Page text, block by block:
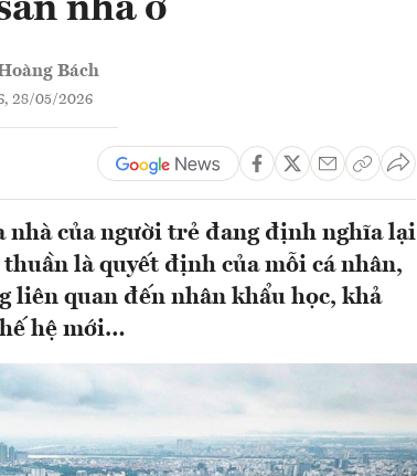
nhà ở
Bách
28/05/2026
của người trẻ đang định nghĩa lại
là quyết định của mỗi cá nhân,
liên quan đến nhân khẩu học, khả
hệ mới…